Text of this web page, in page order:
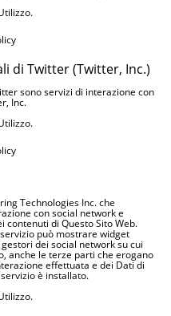
di Twitter (Twitter, Inc.)
sono servizi di interazione con
Inc.
Technologies Inc. che
con social network e
contenuti di Questo Sito Web.
può mostrare widget
dei social network su cui
anche le terze parti che erogano
effettuata e dei Dati di
è installato.